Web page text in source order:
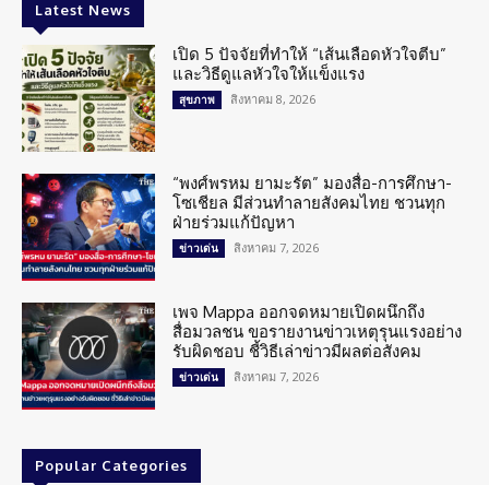
Latest News
เปิด 5 ปัจจัยที่ทำให้ “เส้นเลือดหัวใจตีบ”
และวิธีดูแลหัวใจให้แข็งแรง
สุขภาพ สิงหาคม 8, 2026
“พงศ์พรหม ยามะรัต” มองสื่อ-การศึกษา-
โซเชียล มีส่วนทำลายสังคมไทย ชวนทุก
ฝ่ายร่วมแก้ปัญหา
ข่าวเด่น สิงหาคม 7, 2026
เพจ Mappa ออกจดหมายเปิดผนึกถึง
สื่อมวลชน ขอรายงานข่าวเหตุรุนแรงอย่าง
รับผิดชอบ ชี้วิธีเล่าข่าวมีผลต่อสังคม
ข่าวเด่น สิงหาคม 7, 2026
Popular Categories